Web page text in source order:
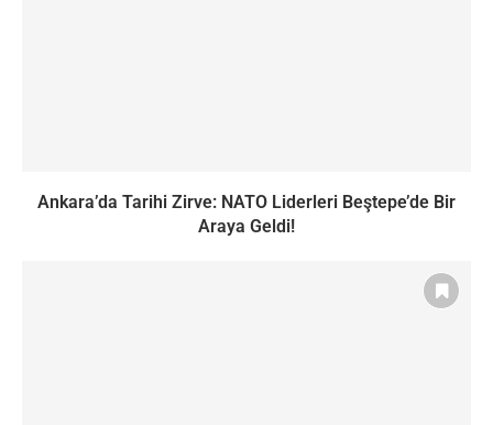
Ankara’da Tarihi Zirve: NATO Liderleri Beştepe’de Bir
Araya Geldi!